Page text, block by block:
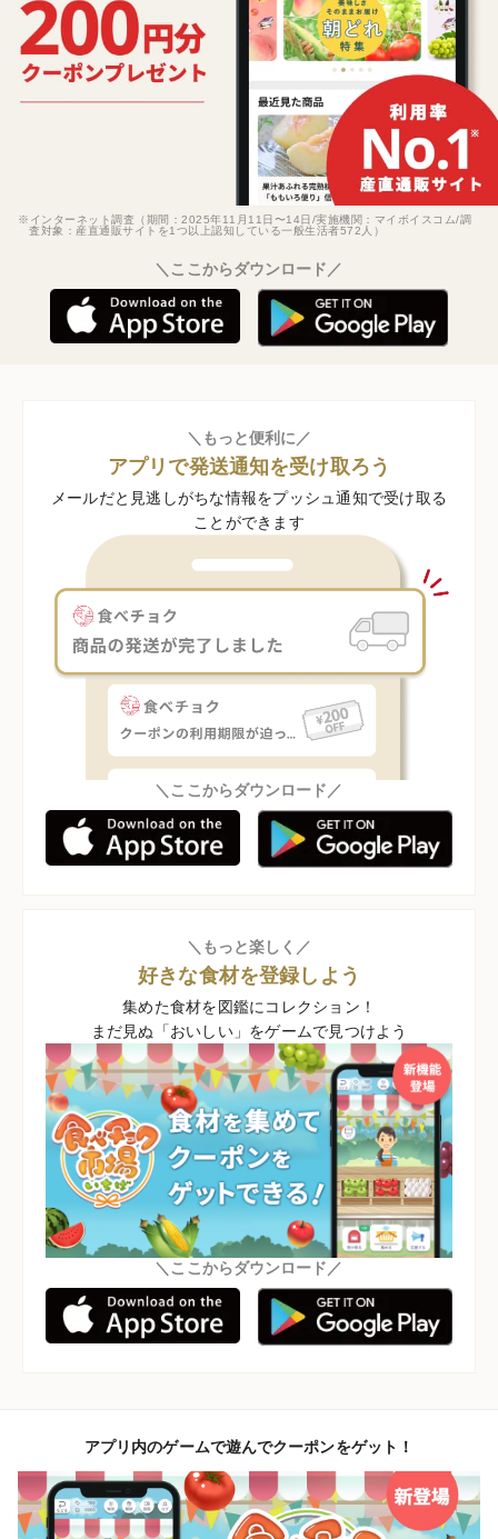
※インターネット調査（期間：2025年11月11日〜14日/実施機関：マイボイスコム/調
査対象：産直通販サイトを1つ以上認知している一般生活者572人）
＼ここからダウンロード／
＼もっと便利に／
アプリで発送通知を受け取ろう
メールだと見逃しがちな情報をプッシュ通知で受け取る
ことができます
＼ここからダウンロード／
＼もっと楽しく／
好きな食材を登録しよう
集めた食材を図鑑にコレクション！
まだ見ぬ「おいしい」をゲームで見つけよう
＼ここからダウンロード／
アプリ内のゲームで遊んでクーポンをゲット！